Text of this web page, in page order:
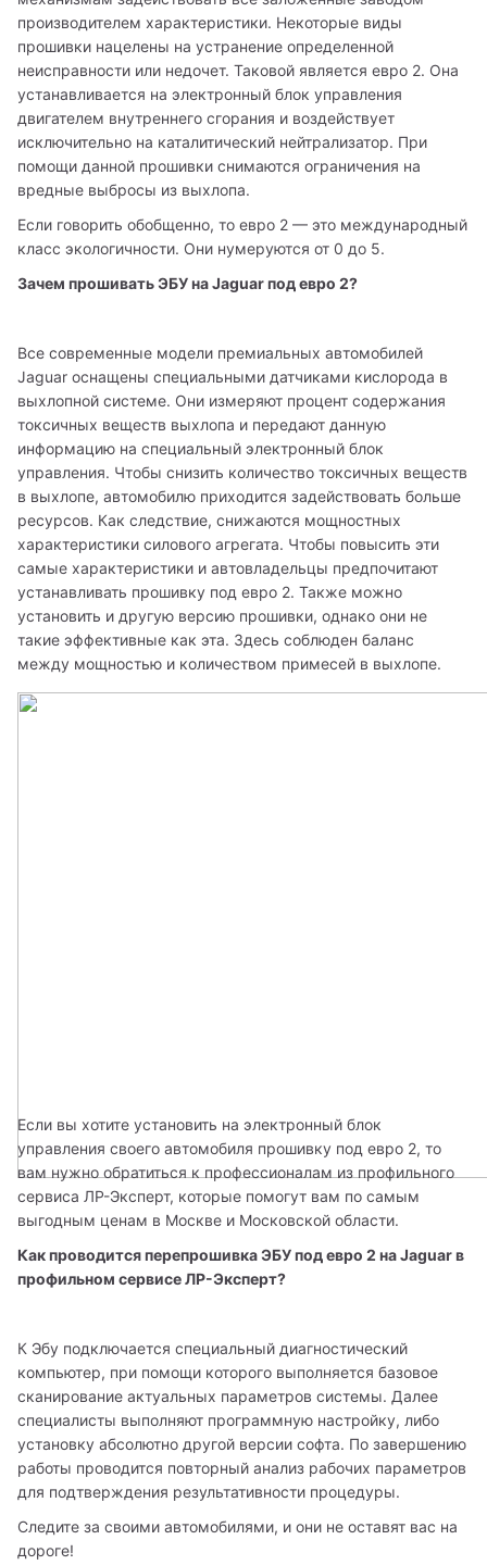
производителем характеристики. Некоторые виды
прошивки нацелены на устранение определенной
неисправности или недочет. Таковой является евро 2. Она
устанавливается на электронный блок управления
двигателем внутреннего сгорания и воздействует
исключительно на каталитический нейтрализатор. При
помощи данной прошивки снимаются ограничения на
вредные выбросы из выхлопа.
Если говорить обобщенно, то евро 2 — это международный
класс экологичности. Они нумеруются от 0 до 5.
Зачем прошивать ЭБУ на Jaguar под евро 2?
Все современные модели премиальных автомобилей
Jaguar оснащены специальными датчиками кислорода в
выхлопной системе. Они измеряют процент содержания
токсичных веществ выхлопа и передают данную
информацию на специальный электронный блок
управления. Чтобы снизить количество токсичных веществ
в выхлопе, автомобилю приходится задействовать больше
ресурсов. Как следствие, снижаются мощностных
характеристики силового агрегата. Чтобы повысить эти
самые характеристики и автовладельцы предпочитают
устанавливать прошивку под евро 2. Также можно
установить и другую версию прошивки, однако они не
такие эффективные как эта. Здесь соблюден баланс
между мощностью и количеством примесей в выхлопе.
Если вы хотите установить на электронный блок
управления своего автомобиля прошивку под евро 2, то
вам нужно обратиться к профессионалам из профильного
сервиса ЛР-Эксперт, которые помогут вам по самым
выгодным ценам в Москве и Московской области.
Как проводится перепрошивка ЭБУ под евро 2 на Jaguar в
профильном сервисе ЛР-Эксперт?
К Эбу подключается специальный диагностический
компьютер, при помощи которого выполняется базовое
сканирование актуальных параметров системы. Далее
специалисты выполняют программную настройку, либо
установку абсолютно другой версии софта. По завершению
работы проводится повторный анализ рабочих параметров
для подтверждения результативности процедуры.
Следите за своими автомобилями, и они не оставят вас на
дороге!